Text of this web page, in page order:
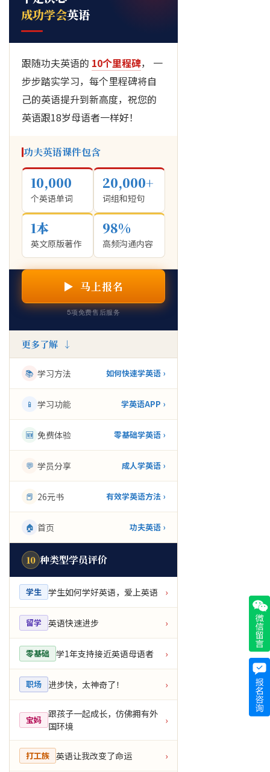
成功学会英语
跟随功夫英语的 10个里程碑， 一
步步踏实学习，每个里程碑将自
己的英语提升到新高度，祝您的
英语跟18岁母语者一样好！
功夫英语课件包含
10,000
个英语单词
20,000+
词组和短句
1本
英文原版著作
98%
高频沟通内容
▶ 马上报名
5项免费售后服务
更多了解 ↓
📚 学习方法 如何快速学英语 ›
📱 学习功能 学英语APP ›
🆕 免费体验 零基础学英语 ›
💬 学员分享 成人学英语 ›
📕 26元书 有效学英语方法 ›
🏠 首页 功夫英语 ›
10 种类型学员评价
学生 学生如何学好英语，爱上英语 ›
留学 英语快速进步 ›
零基础 学1年支持接近英语母语者 ›
职场 进步快，太神奇了！ ›
宝妈
跟孩子一起成长，仿佛拥有外
国环境
›
打工族 英语让我改变了命运 ›